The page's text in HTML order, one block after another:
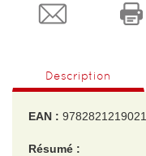
Description
EAN : 9782821219021
Résumé :